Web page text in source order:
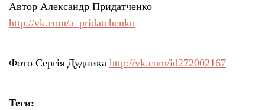
Автор Александр Придатченко
http://vk.com/a_pridatchenko
Фото Сергія Дудника http://vk.com/id272002167
Теги: